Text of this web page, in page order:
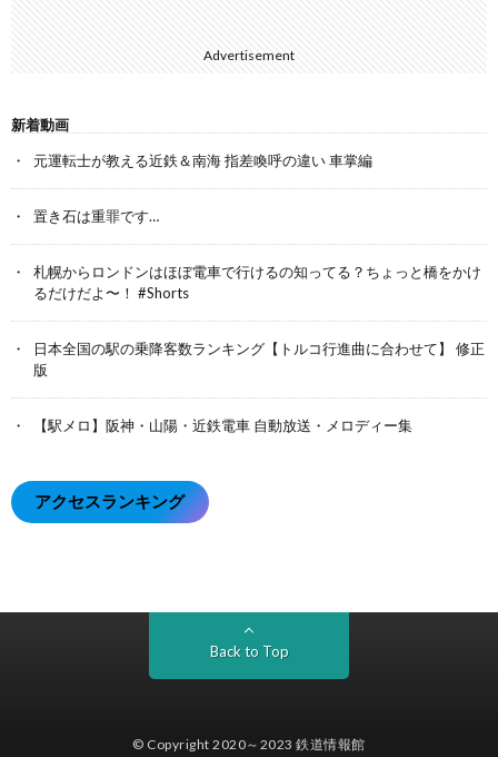
Advertisement
新着動画
元運転士が教える近鉄＆南海 指差喚呼の違い 車掌編
置き石は重罪です…
札幌からロンドンはほぼ電車で行けるの知ってる？ちょっと橋をかけ
るだけだよ〜！ #Shorts
日本全国の駅の乗降客数ランキング【トルコ行進曲に合わせて】 修正
版
【駅メロ】阪神・山陽・近鉄電車 自動放送・メロディー集
アクセスランキング
Back to Top
© Copyright 2020～2023鉄道情報館